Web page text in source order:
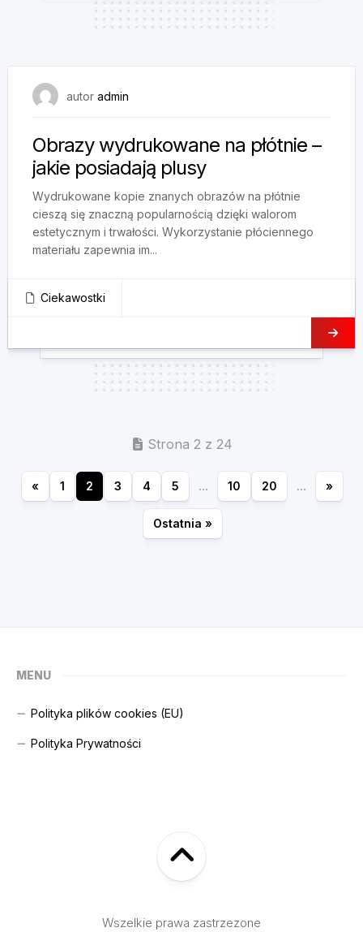
autor admin
Obrazy wydrukowane na płótnie –
jakie posiadają plusy
Wydrukowane kopie znanych obrazów na płótnie
cieszą się znaczną popularnością dzięki walorom
estetycznym i trwałości. Wykorzystanie płóciennego
materiału zapewnia im...
Ciekawostki
Strona 2 z 24
« 1 2 3 4 5 ... 10 20 ... »
Ostatnia »
MENU
Polityka plików cookies (EU)
Polityka Prywatności
Wszelkie prawa zastrzezone